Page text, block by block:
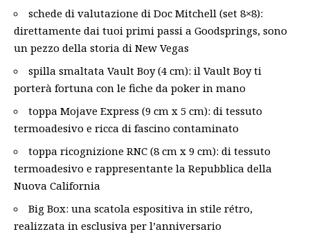
schede di valutazione di Doc Mitchell (set 8×8):
direttamente dai tuoi primi passi a Goodsprings, sono
un pezzo della storia di New Vegas
spilla smaltata Vault Boy (4 cm): il Vault Boy ti
porterà fortuna con le fiche da poker in mano
toppa Mojave Express (9 cm x 5 cm): di tessuto
termoadesivo e ricca di fascino contaminato
toppa ricognizione RNC (8 cm x 9 cm): di tessuto
termoadesivo e rappresentante la Repubblica della
Nuova California
Big Box: una scatola espositiva in stile rétro,
realizzata in esclusiva per l’anniversario